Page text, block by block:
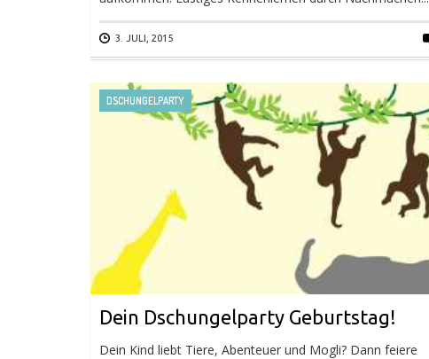
3. JULI, 2015
DSCHUNGELPARTY
Dein Dschungelparty Geburtstag!
Dein Kind liebt Tiere, Abenteuer und Mogli? Dann feiere